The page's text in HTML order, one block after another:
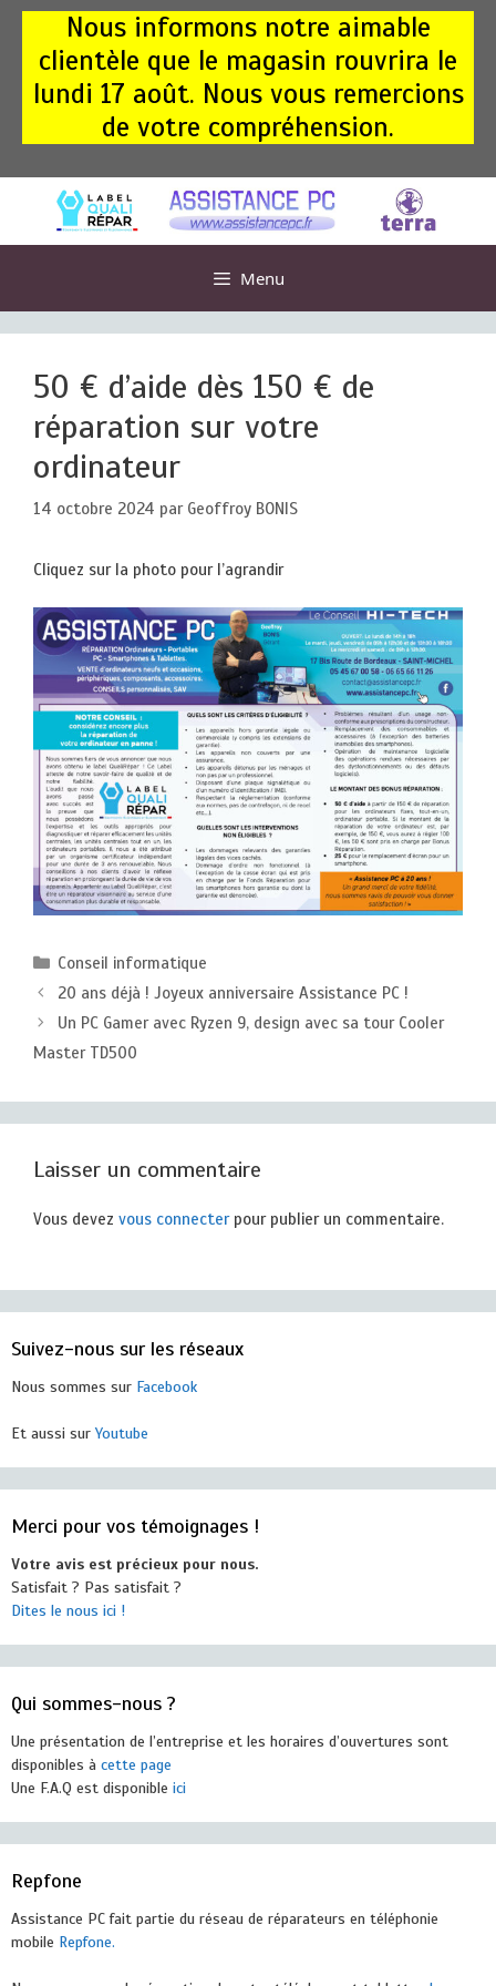
Aller
contenu
Nous informons notre aimable
clientèle que le magasin rouvrira le
lundi 17 août. Nous vous remercions
de votre compréhension.
Menu
50 € d’aide dès 150 € de
réparation sur votre
ordinateur
14 octobre 2024 par Geoffroy BONIS
Cliquez sur la photo pour l’agrandir
Catégories
Conseil informatique
20 ans déjà ! Joyeux anniversaire Assistance PC !
Un PC Gamer avec Ryzen 9, design avec sa tour Cooler
Master TD500
Laisser un commentaire
Vous devez vous connecterpour publier un commentaire.
Suivez-nous sur les réseaux
Nous sommes sur Facebook
Et aussi surYoutube
Merci pour vos témoignages !
Votre avis est précieux pour nous.
Satisfait ? Pas satisfait ?
Dites le nous ici !
Qui sommes-nous ?
Une présentation de l’entreprise et les horaires d’ouvertures sont
disponibles à cette page
Une F.A.Q est disponible ici
Repfone
Assistance PC fait partie du réseau de réparateurs en téléphonie
mobile Repfone.